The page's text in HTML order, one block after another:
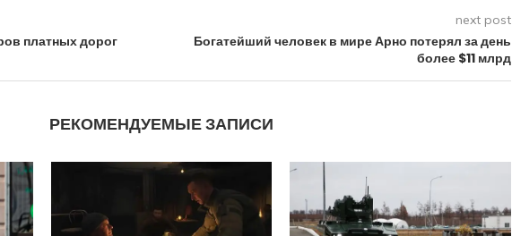
платных дорог
next post
Богатейший человек в мире Арно потерял за день
более $11 млрд
РЕКОМЕНДУЕМЫЕ ЗАПИСИ